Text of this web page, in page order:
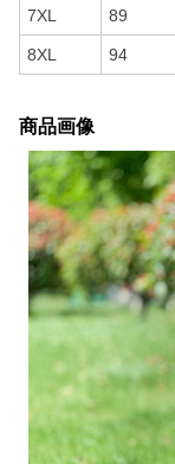
7XL 89
8XL 94
商品画像